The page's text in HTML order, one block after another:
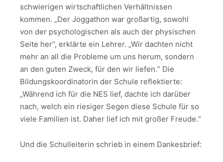
schwierigen wirtschaftlichen Verhältnissen
kommen. „Der Joggathon war großartig, sowohl
von der psychologischen als auch der physischen
Seite her“, erklärte ein Lehrer. „Wir dachten nicht
mehr an all die Probleme um uns herum, sondern
an den guten Zweck, für den wir liefen.“ Die
Bildungskoordinatorin der Schule reflektierte:
„Während ich für die NES lief, dachte ich darüber
nach, welch ein riesiger Segen diese Schule für so
viele Familien ist. Daher lief ich mit großer Freude.“
Und die Schulleiterin schrieb in einem Dankesbrief: